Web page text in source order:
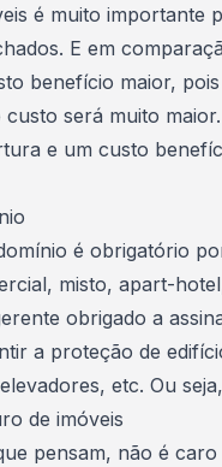
é muito importante
. E em
benefício maior,
será muito
e um custo
é obrigatório
misto, apart-
obrigado a
a proteção de
etc. Ou
de imóveis
pensam, não é